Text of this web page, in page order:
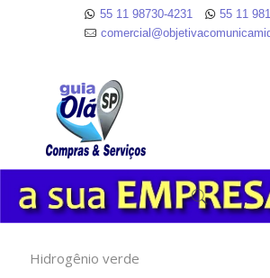
55 11 98730-4231
55 11
Hidrogênio verde